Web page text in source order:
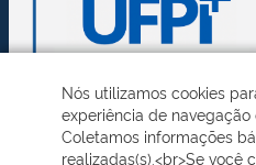
Nós utilizamos cookies
experiência de navegação
Coletamos informações
realizadas(s).<br>Se você